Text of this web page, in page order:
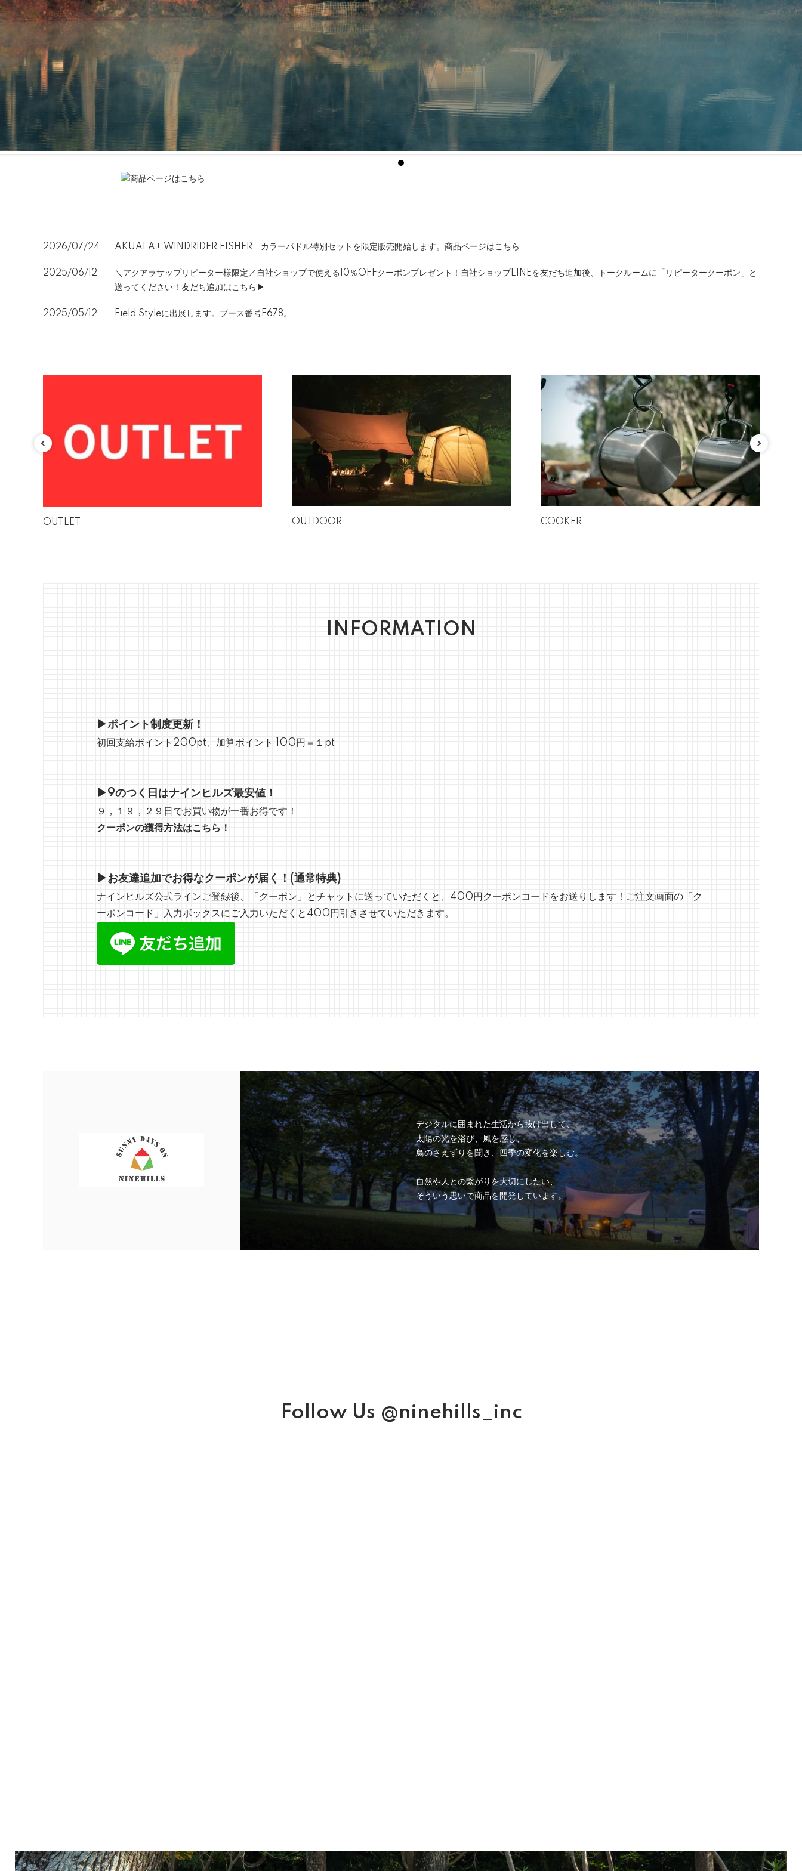
NEWS
2026/07/24 AKUALA+ WINDRIDER FISHER カラーパドル特別セットを限定販売開始します。商品ページはこちら
2025/06/12
＼アクアラサップリピーター様限定／自社ショップで使える10％OFFクーポンプレゼント！自社ショップLINEを友だち追加後、トークルームに「リピータークーポン」と
送ってください！友だち追加はこちら▶
2025/05/12 Field Styleに出展します。ブース番号F678。
OUTLET OUTDOOR COOKER
INFORMATION
▶ポイント制度更新！
初回支給ポイント200pt、加算ポイント 100円＝１pt
▶9のつく日はナインヒルズ最安値！
９，１９，２９日でお買い物が一番お得です！
クーポンの獲得方法はこちら！
▶お友達追加でお得なクーポンが届く！(通常特典)
ナインヒルズ公式ラインご登録後、「クーポン」とチャットに送っていただくと、400円クーポンコードをお送りします！ご注文画面の「ク
ーポンコード」入力ボックスにご入力いただくと400円引きさせていただきます。
デジタルに囲まれた生活から抜け出して、
太陽の光を浴び、風を感じ、
鳥のさえずりを聞き、四季の変化を楽しむ。
自然や人との繋がりを大切にしたい、
そういう思いで商品を開発しています。
Follow Us @ninehills_inc